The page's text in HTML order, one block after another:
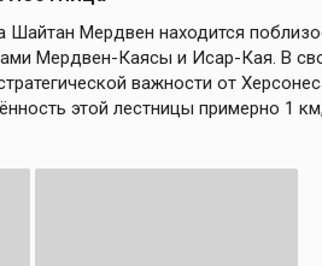
Шайтан Мердвен находится
Мердвен-Каясы и Исар-Кая. В
важности от
этой лестницы примерно 1